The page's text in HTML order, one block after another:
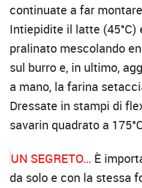
continuate a far
Intiepidite il latte (45°C)
pralinato mescolando
sul burro e, in ultimo,
a mano, la farina
Dressate in stampi di
savarin quadrato a
UN SEGRETO… È
da solo e con la stessa